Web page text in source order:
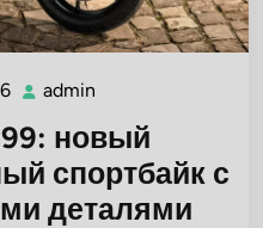
24.03.2026
admin
новый
спортбайк с
деталями